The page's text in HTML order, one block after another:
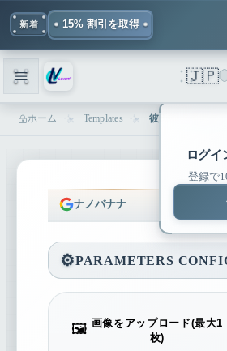
新着 15% 割引を取得
🇯🇵
ログイ
登録で
ホーム Templates
ナノバナナ ナ
⚙️PARAMETERS
🖼️ 画像をアップロード(最大1
枚)